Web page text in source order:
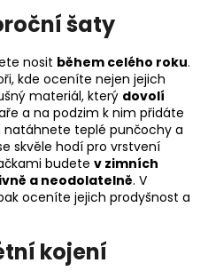
šaty
nosit během celého roku.
kde oceníte nejen jejich
materiál, který dovolí
a na podzim k nim přidáte
natáhnete teplé punčochy a
skvěle hodí pro vrstvení
budete v zimních
a neodolatelně. V
oceníte jejich prodyšnost a
kojení